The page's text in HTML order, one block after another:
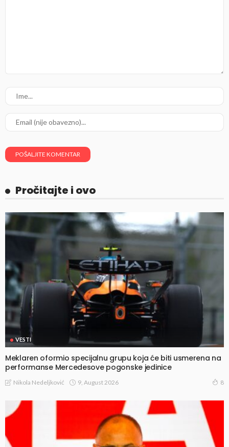
Pročitajte i ovo
VESTI
Meklaren oformio specijalnu grupu koja će biti usmerena na
performanse Mercedesove pogonske jedinice
Nikola Nedeljković 9, August 2026 8